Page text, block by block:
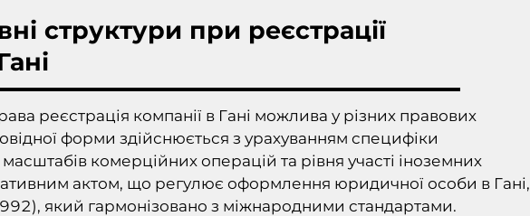
структури при реєстрації
реєстрація компанії в Гані можлива у різних правових
форми здійснюється з урахуванням специфіки
комерційних операцій та рівня участі іноземних
актом, що регулює оформлення юридичної особи в Гані,
який гармонізовано з міжнародними стандартами.